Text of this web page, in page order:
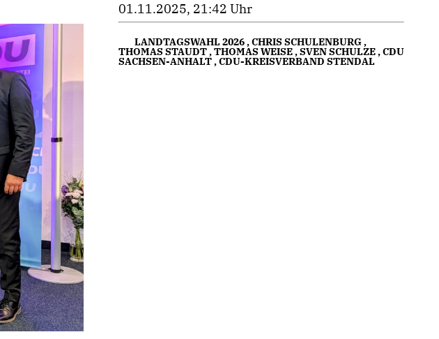
01.11.2025, 21:42 Uhr
LANDTAGSWAHL 2026,CHRIS SCHULENBURG,
THOMAS STAUDT,THOMAS WEISE,SVEN SCHULZE,CDU
SACHSEN-ANHALT,CDU-KREISVERBAND STENDAL